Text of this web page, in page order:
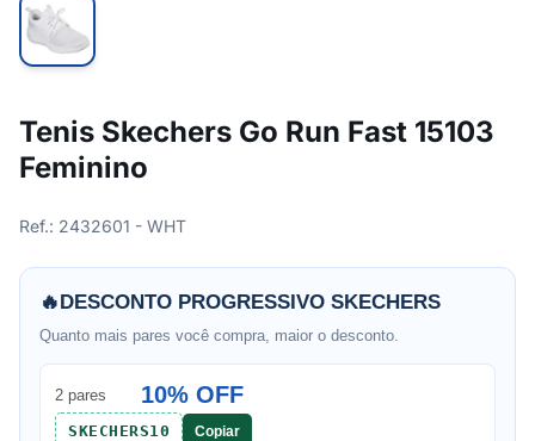
Tenis Skechers Go Run Fast 15103
Feminino
Ref.: 2432601 - WHT
🔥DESCONTO PROGRESSIVO SKECHERS
Quanto mais pares você compra, maior o desconto.
2 pares 10% OFF
SKECHERS10 Copiar